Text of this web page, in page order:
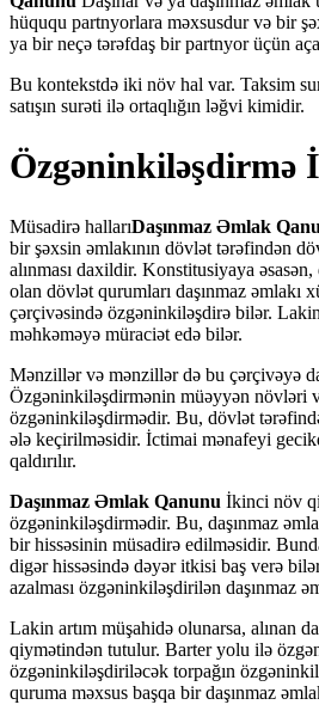
hüququ partnyorlara məxsusdur və bir
ya bir neçə tərəfdaş bir partnyor üçün
Bu kontekstdə iki növ hal var. Taksim
satışın surəti ilə ortaqlığın ləğvi kimidir.
Özgəninkiləşdirmə
Müsadirə hallarıDaşınmaz Əmlak
bir şəxsin əmlakının dövlət tərəfindən
alınması daxildir. Konstitusiyaya
olan dövlət qurumları daşınmaz əmlakı
çərçivəsində özgəninkiləşdirə bilər.
məhkəməyə müraciət edə bilər.
Mənzillər və mənzillər də bu çərçivəyə
Özgəninkiləşdirmənin müəyyən növləri
özgəninkiləşdirmədir. Bu, dövlət
ələ keçirilməsidir. İctimai mənafeyi
qaldırılır.
Daşınmaz Əmlak Qanunu İkinci növ
özgəninkiləşdirmədir. Bu, daşınmaz
bir hissəsinin müsadirə edilməsidir.
digər hissəsində dəyər itkisi baş verə
azalması özgəninkiləşdirilən daşınmaz
Lakin artım müşahidə olunarsa, alınan
qiymətindən tutulur. Barter yolu ilə
özgəninkiləşdiriləcək torpağın
quruma məxsus başqa bir daşınmaz